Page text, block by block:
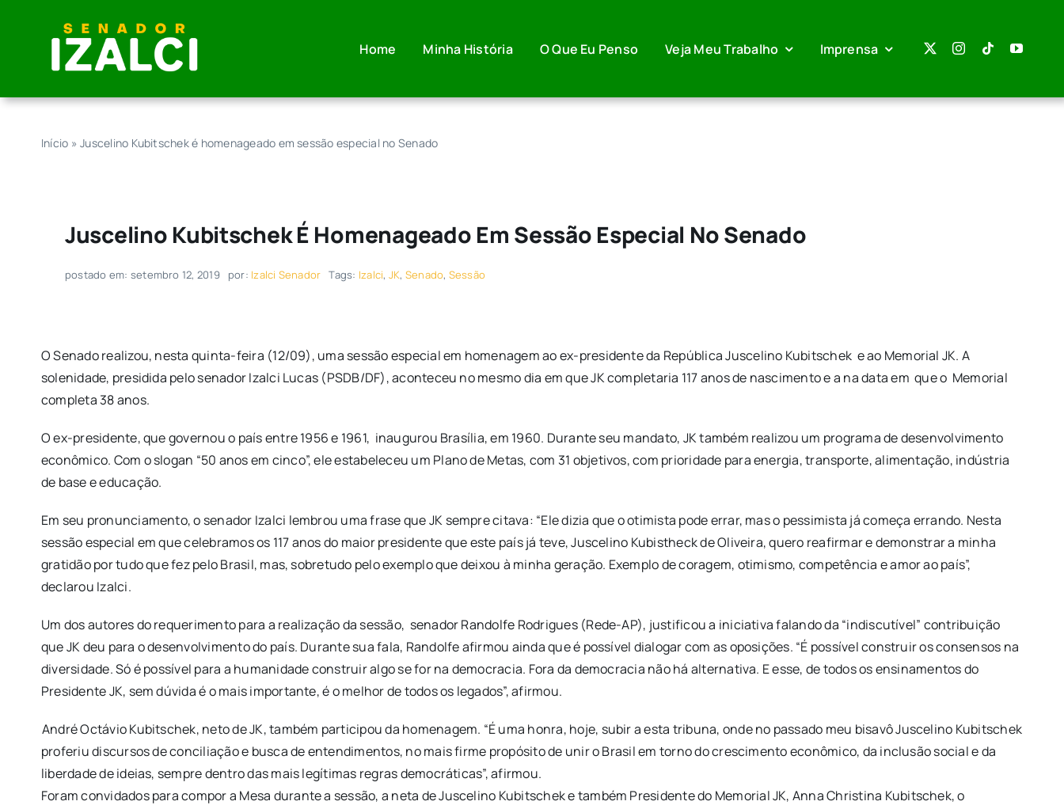
Home Minha História O Que Eu Penso Veja Meu Trabalho Imprensa
Início »Juscelino Kubitschek é homenageado em sessão especial no Senado
Juscelino Kubitschek É Homenageado Em Sessão Especial No Senado
postado em: setembro 12, 2019 por: Izalci Senador Tags: Izalci, JK, Senado, Sessão
O Senado realizou, nesta quinta-feira (12/09), uma sessão especial em homenagem ao ex-presidente da República Juscelino Kubitschek e ao Memorial JK. A
solenidade, presidida pelo senador Izalci Lucas (PSDB/DF), aconteceu no mesmo dia em que JK completaria 117 anos de nascimento e a na data em que o Memorial
completa 38 anos.
O ex-presidente, que governou o país entre 1956 e 1961, inaugurou Brasília, em 1960. Durante seu mandato, JK também realizou um programa de desenvolvimento
econômico. Com o slogan “50 anos em cinco”, ele estabeleceu um Plano de Metas, com 31 objetivos, com prioridade para energia, transporte, alimentação, indústria
de base e educação.
Em seu pronunciamento, o senador Izalci lembrou uma frase que JK sempre citava: “Ele dizia que o otimista pode errar, mas o pessimista já começa errando. Nesta
sessão especial em que celebramos os 117 anos do maior presidente que este país já teve, Juscelino Kubistheck de Oliveira, quero reafirmar e demonstrar a minha
gratidão por tudo que fez pelo Brasil, mas, sobretudo pelo exemplo que deixou à minha geração. Exemplo de coragem, otimismo, competência e amor ao país”,
declarou Izalci.
Um dos autores do requerimento para a realização da sessão, senador Randolfe Rodrigues (Rede-AP), justificou a iniciativa falando da “indiscutível” contribuição
que JK deu para o desenvolvimento do país. Durante sua fala, Randolfe afirmou ainda que é possível dialogar com as oposições. “É possível construir os consensos na
diversidade. Só é possível para a humanidade construir algo se for na democracia. Fora da democracia não há alternativa. E esse, de todos os ensinamentos do
Presidente JK, sem dúvida é o mais importante, é o melhor de todos os legados”, afirmou.
André Octávio Kubitschek, neto de JK, também participou da homenagem. “É uma honra, hoje, subir a esta tribuna, onde no passado meu bisavô Juscelino Kubitschek
proferiu discursos de conciliação e busca de entendimentos, no mais firme propósito de unir o Brasil em torno do crescimento econômico, da inclusão social e da
liberdade de ideias, sempre dentro das mais legítimas regras democráticas”, afirmou.
Foram convidados para compor a Mesa durante a sessão, a neta de Juscelino Kubitschek e também Presidente do Memorial JK, Anna Christina Kubitschek, o